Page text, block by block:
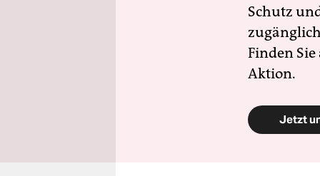
Schutz
Finden
Aktion.
Jetzt